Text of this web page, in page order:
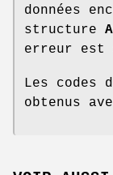
données
structure
erreur est
Les codes
obtenus